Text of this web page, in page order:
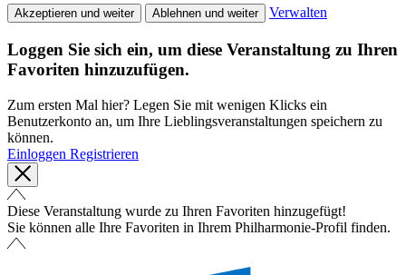
Akzeptieren und weiter Ablehnen und weiter Verwalten
Loggen Sie sich ein, um diese Veranstaltung zu Ihren
Favoriten hinzuzufügen.
Zum ersten Mal hier? Legen Sie mit wenigen Klicks ein
Benutzerkonto an, um Ihre Lieblingsveranstaltungen speichern zu
können.
Einloggen Registrieren
Diese Veranstaltung wurde zu Ihren Favoriten hinzugefügt!
Sie können alle Ihre Favoriten in Ihrem Philharmonie-Profil finden.